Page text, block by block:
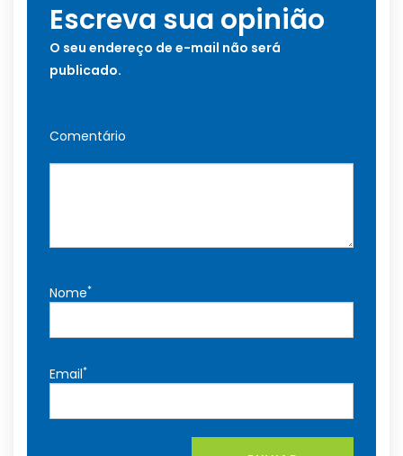
Escreva sua opinião
O seu endereço de e-mail não será
publicado.
Comentário
Nome*
Email*